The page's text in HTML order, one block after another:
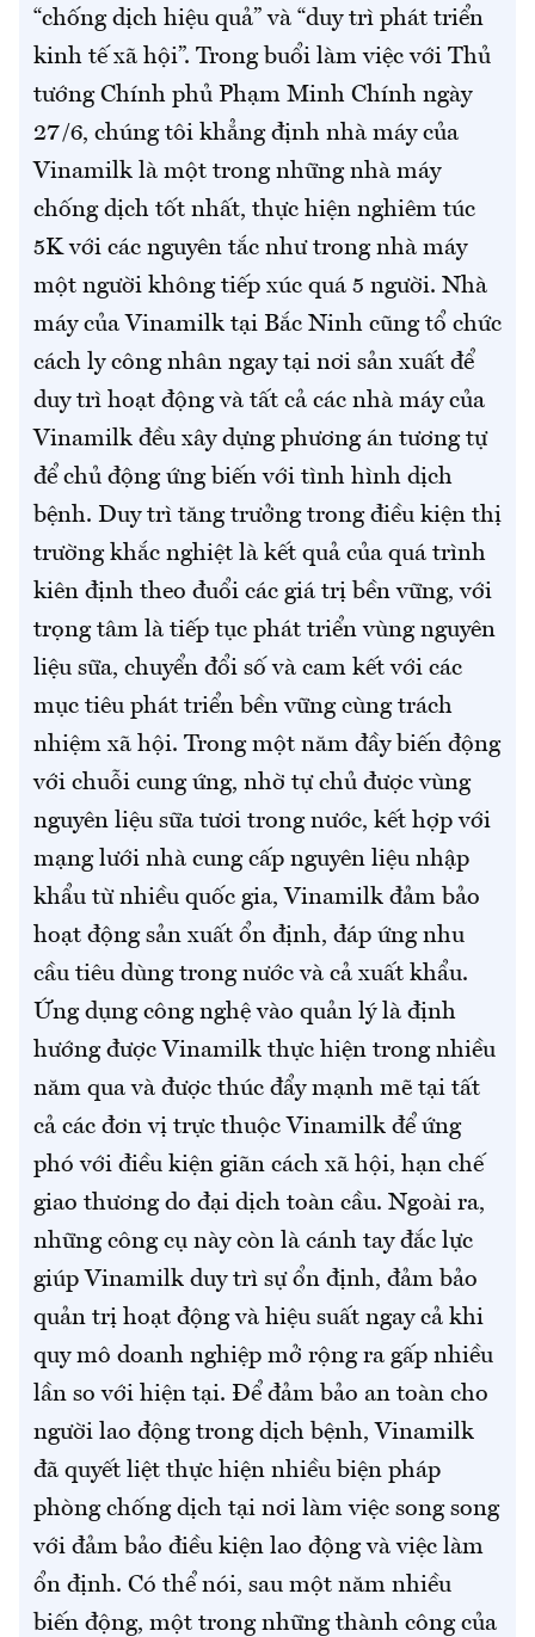
“chống dịch hiệu quả” và “duy trì phát triển
kinh tế xã hội”. Trong buổi làm việc với Thủ
tướng Chính phủ Phạm Minh Chính ngày
27/6, chúng tôi khẳng định nhà máy của
Vinamilk là một trong những nhà máy
chống dịch tốt nhất, thực hiện nghiêm túc
5K với các nguyên tắc như trong nhà máy
một người không tiếp xúc quá 5 người. Nhà
máy của Vinamilk tại Bắc Ninh cũng tổ chức
cách ly công nhân ngay tại nơi sản xuất để
duy trì hoạt động và tất cả các nhà máy của
Vinamilk đều xây dựng phương án tương tự
để chủ động ứng biến với tình hình dịch
bệnh. Duy trì tăng trưởng trong điều kiện thị
trường khắc nghiệt là kết quả của quá trình
kiên định theo đuổi các giá trị bền vững, với
trọng tâm là tiếp tục phát triển vùng nguyên
liệu sữa, chuyển đổi số và cam kết với các
mục tiêu phát triển bền vững cùng trách
nhiệm xã hội. Trong một năm đầy biến động
với chuỗi cung ứng, nhờ tự chủ được vùng
nguyên liệu sữa tươi trong nước, kết hợp với
mạng lưới nhà cung cấp nguyên liệu nhập
khẩu từ nhiều quốc gia, Vinamilk đảm bảo
hoạt động sản xuất ổn định, đáp ứng nhu
cầu tiêu dùng trong nước và cả xuất khẩu.
Ứng dụng công nghệ vào quản lý là định
hướng được Vinamilk thực hiện trong nhiều
năm qua và được thúc đẩy mạnh mẽ tại tất
cả các đơn vị trực thuộc Vinamilk để ứng
phó với điều kiện giãn cách xã hội, hạn chế
giao thương do đại dịch toàn cầu. Ngoài ra,
những công cụ này còn là cánh tay đắc lực
giúp Vinamilk duy trì sự ổn định, đảm bảo
quản trị hoạt động và hiệu suất ngay cả khi
quy mô doanh nghiệp mở rộng ra gấp nhiều
lần so với hiện tại. Để đảm bảo an toàn cho
người lao động trong dịch bệnh, Vinamilk
đã quyết liệt thực hiện nhiều biện pháp
phòng chống dịch tại nơi làm việc song song
với đảm bảo điều kiện lao động và việc làm
ổn định. Có thể nói, sau một năm nhiều
biến động, một trong những thành công của